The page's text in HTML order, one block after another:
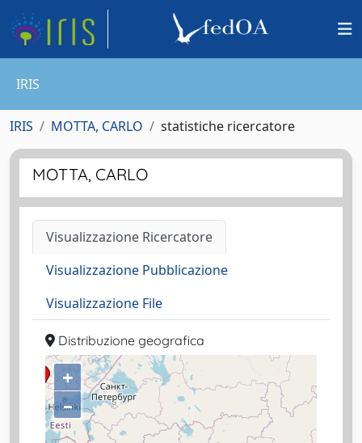
IRIS
IRIS MOTTA, CARLO statistiche ricercatore
MOTTA, CARLO
Visualizzazione Ricercatore
Visualizzazione Pubblicazione
Visualizzazione File
Distribuzione geografica
+
–